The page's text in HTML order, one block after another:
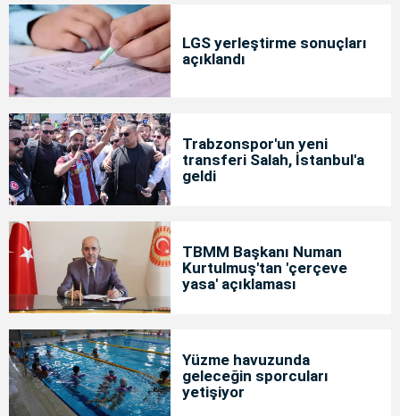
LGS yerleştirme sonuçları
açıklandı
Trabzonspor'un yeni
transferi Salah, İstanbul'a
geldi
TBMM Başkanı Numan
Kurtulmuş'tan 'çerçeve
yasa' açıklaması
Yüzme havuzunda
geleceğin sporcuları
yetişiyor